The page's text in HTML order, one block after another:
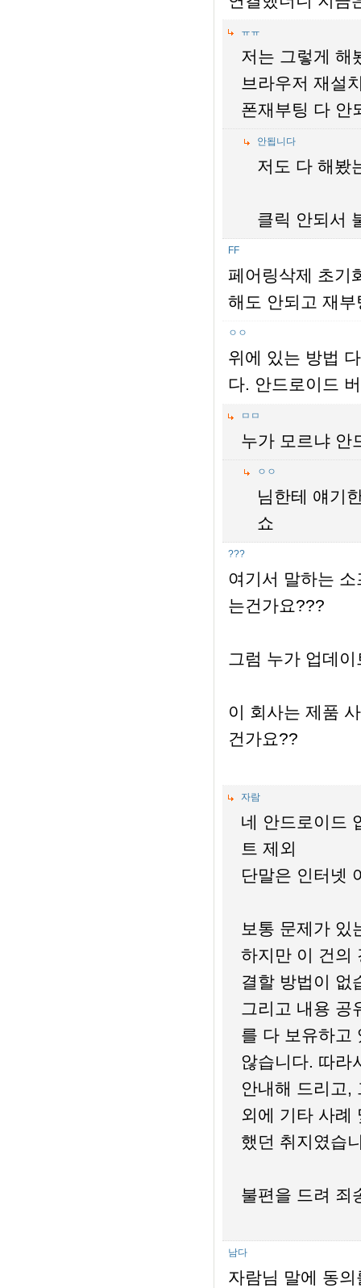
ㅠㅠ
저는 그렇게 해
브라우저 재설
폰재부팅 다 안
안됩니다
저도 다 해봤
클릭 안되서
FF
페어링삭제 초기
해도 안되고 재
ㅇㅇ
위에 있는 방법
다. 안드로이드
ㅁㅁ
누가 모르냐 안
ㅇㅇ
님한테 얘기
쇼
???
여기서 말하는
는건가요???
그럼 누가 업데
이 회사는 제품
건가요??
자람
네 안드로이드
트 제외
단말은 인터넷
보통 문제가 있
하지만 이 건의
결할 방법이 없
그리고 내용 공
를 다 보유하고
않습니다. 따라
안내해 드리고,
외에 기타 사례
했던 취지였습
불편을 드려 죄
남다
자람님 말에 동